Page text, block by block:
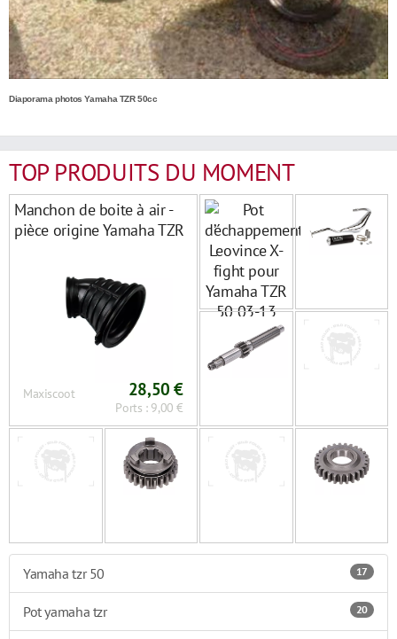
Diaporama photos Yamaha TZR 50cc
TOP PRODUITS DU MOMENT
Manchon de boite à air -
pièce origine Yamaha TZR
Maxiscoot 28,50 €
Ports : 9,00 €
17
Yamaha tzr 50
20
Pot yamaha tzr